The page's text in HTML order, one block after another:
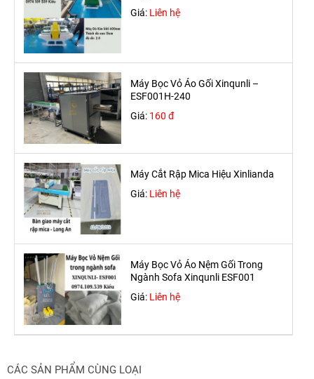
Giá: Liên hệ
Máy Bọc Vỏ Áo Gối Xinqunli –
ESF001H-240
Giá: 160 đ
Máy Cắt Rập Mica Hiệu Xinlianda
Giá: Liên hệ
Máy Bọc Vỏ Áo Nệm Gối Trong
Ngành Sofa Xinqunli ESF001
Giá: Liên hệ
CÁC SẢN PHẨM CÙNG LOẠI